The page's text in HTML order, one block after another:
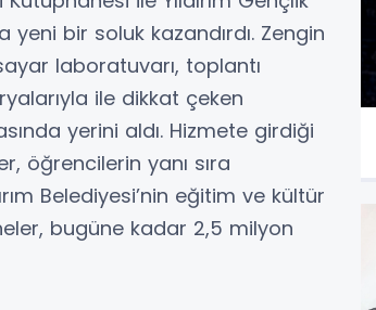
bir soluk kazandırdı. Zengin
laboratuvarı, toplantı
ile dikkat çeken
yerini aldı. Hizmete girdiği
öğrencilerin yanı sıra
Belediyesi’nin eğitim ve kültür
bugüne kadar 2,5 milyon